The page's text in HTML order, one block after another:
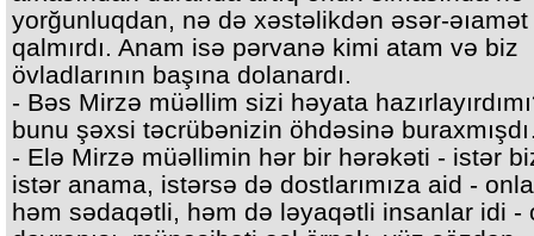
yorğunluqdan, nə də xəstəlikdən əsər-əıamət
qalmırdı. Anam isə pərvanə kimi atam və biz
övladlarının başına dolanardı.
- Bəs Mirzə müəllim sizi həyata
bunu şəxsi təcrübənizin öhdəsinə
- Elə Mirzə müəllimin hər bir hərəkəti - istər
istər anama, istərsə də dostlarımıza aid -
həm sədaqətli, həm də ləyaqətli insanlar idi -